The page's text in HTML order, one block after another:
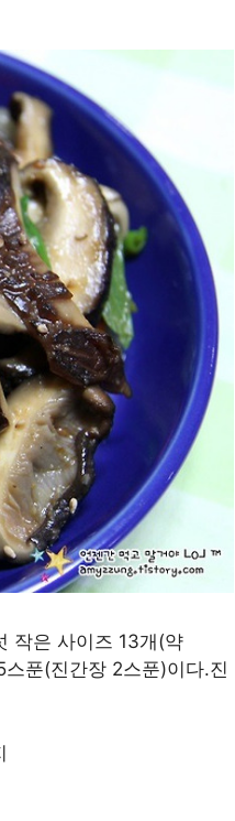
작은 사이즈 13개(약
푼(진간장 2스푼)이다.진